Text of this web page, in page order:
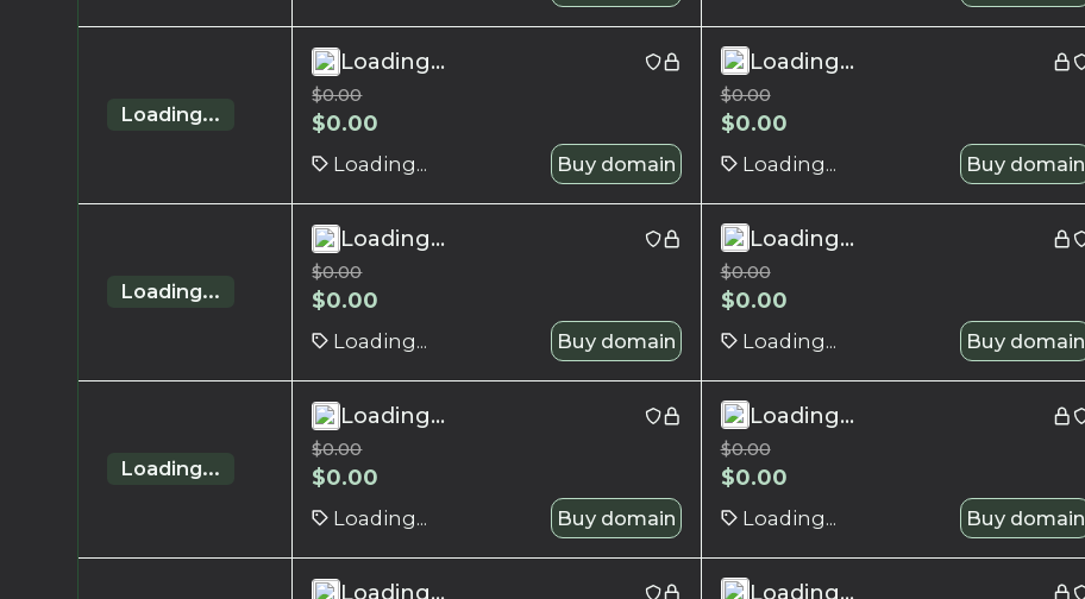
Loading...
Loading...
$0.00
$0.00
Loading... Buy domain
Loading...
$0.00
$0.00
Loading... Buy domain
Loading...
Loading...
$0.00
$0.00
Loading... Buy domain
Loading...
$0.00
$0.00
Loading... Buy domain
Loading...
Loading...
$0.00
$0.00
Loading... Buy domain
Loading...
$0.00
$0.00
Loading... Buy domain
Loading... Loading...